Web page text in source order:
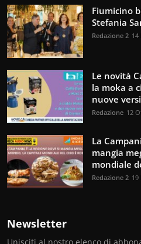
Fiumicino
Stefania
Redazione 2 14
Le novità
la moka a
nuove
Redazione 12
La
mangia
mondiale
Redazione 2 19
Newsletter